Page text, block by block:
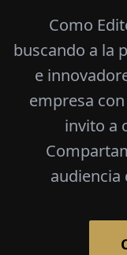
Como
buscando a la
e
empresa
invito a
audiencia